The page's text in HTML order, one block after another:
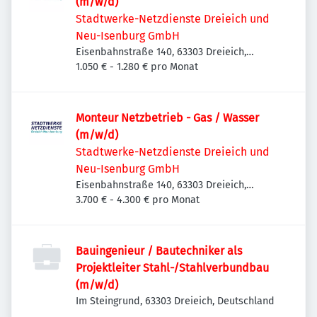
Stadtwerke-Netzdienste Dreieich und
Neu-Isenburg GmbH
Eisenbahnstraße 140, 63303 Dreieich,
Deutschland
1.050 € - 1.280 € pro Monat
Monteur Netzbetrieb - Gas / Wasser
(m/w/d)
Stadtwerke-Netzdienste Dreieich und
Neu-Isenburg GmbH
Eisenbahnstraße 140, 63303 Dreieich,
Deutschland
3.700 € - 4.300 € pro Monat
Bauingenieur / Bautechniker als
Projektleiter Stahl-/Stahlverbundbau
(m/w/d)
Im Steingrund, 63303 Dreieich, Deutschland